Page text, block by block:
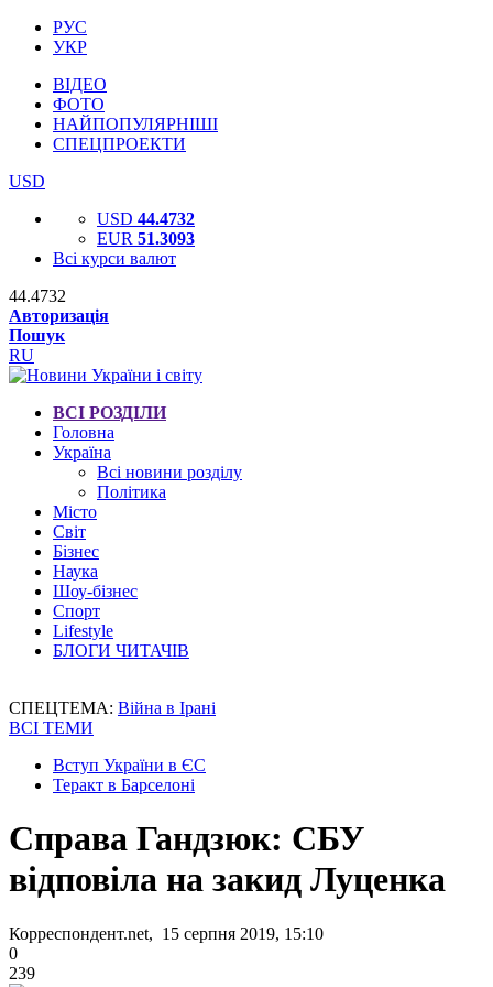
РУС
УКР
ВІДЕО
ФОТО
НАЙПОПУЛЯРНІШІ
СПЕЦПРОЕКТИ
USD
USD 44.4732
EUR 51.3093
Всі курси валют
44.4732
Авторизація
Пошук
RU
ВСІ РОЗДІЛИ
Головна
Україна
Всі новини розділу
Політика
Місто
Світ
Бізнес
Наука
Шоу-бізнес
Спорт
Lifestyle
БЛОГИ ЧИТАЧІВ
СПЕЦТЕМА: Війна в Ірані
ВСІ ТЕМИ
Вступ України в ЄС
Теракт в Барселоні
Справа Гандзюк: СБУ
відповіла на закид Луценка
Корреспондент.net, 15 серпня 2019, 15:10
0
239